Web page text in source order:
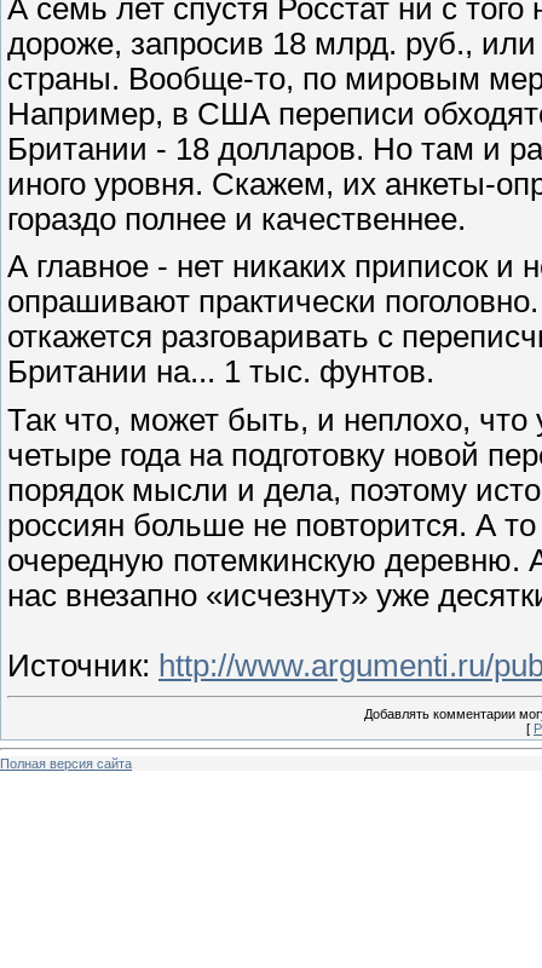
А семь лет спустя Росстат ни с
дороже, запросив 18 млрд. руб.,
страны. Вообще-то, по мировым
Например, в США переписи
Британии - 18 долларов. Но там и
иного уровня. Скажем, их анкеты-
гораздо полнее и качественнее.
А главное - нет никаких приписок и
опрашивают практически
откажется разговаривать с
Британии на... 1 тыс. фунтов.
Так что, может быть, и неплохо,
четыре года на подготовку новой
порядок мысли и дела, поэтому
россиян больше не повторится. А
очередную потемкинскую деревню.
нас внезапно «исчезнут» уже
Источник: http://www.argumenti.ru/
Добавлять комментарии
[
Полная версия сайта